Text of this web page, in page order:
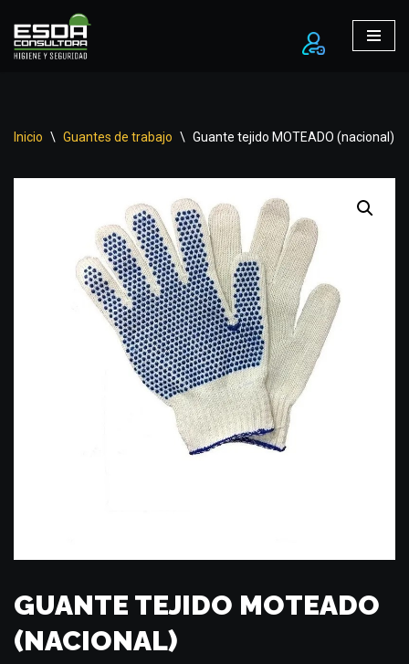
Ir
Inicio \ Guantes de trabajo \ Guante tejido MOTEADO (nacional)
GUANTE TEJIDO MOTEADO
(NACIONAL)